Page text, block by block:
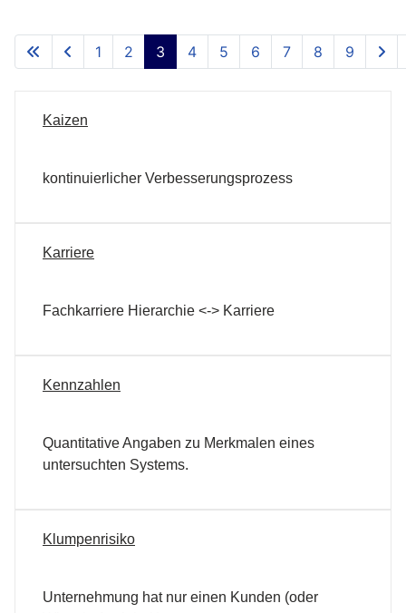
1 2 3 4 5 6 7 8 9
Kaizen
kontinuierlicher Verbesserungsprozess
Karriere
Fachkarriere Hierarchie <-> Karriere
Kennzahlen
Quantitative Angaben zu Merkmalen eines
untersuchten Systems.
Klumpenrisiko
Unternehmung hat nur einen Kunden (oder